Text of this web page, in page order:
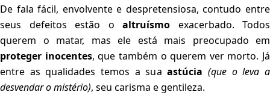
De fala fácil, envolvente e despretensiosa, contudo entre
seus defeitos estão o altruísmo exacerbado. Todos
querem o matar, mas ele está mais preocupado em
proteger inocentes, que também o querem ver morto. Já
entre as qualidades temos a suaastúcia (que o leva a
desvendar o mistério), seu carisma e gentileza.